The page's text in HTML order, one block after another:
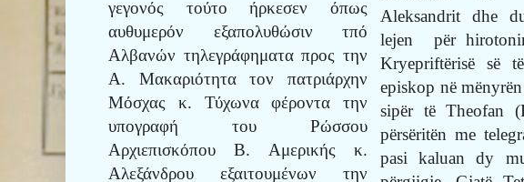
γεγονός τούτο ήρκεσεν όπως
αυθυμερόν εξαπολυθώσιν τπό
Αλβανών τηλεγράφηματα προς την
Α. Μακαριότητα τον πατριάρχην
Μόσχας κ. Τύχωνα φέροντα την
υπογραφή του Ρώσσου
Αρχιεπισκόπου Β. Αμερικής κ.
Αλεξάνδρου εξαιτουμένων την
Aleksandrit dhe
lejen
për
Kryepriftërisë së
episkop në
sipër të Theofan
përsëritën me
pasi kaluan dy